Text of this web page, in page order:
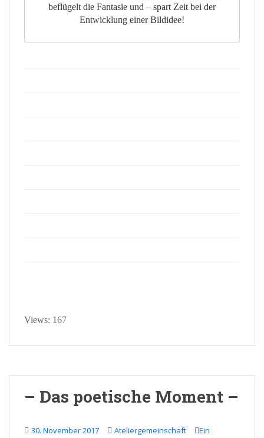
beflügelt die Fantasie und – spart Zeit bei der
Entwicklung einer Bildidee!
Views: 167
– Das poetische Moment –
30. November 2017 Ateliergemeinschaft
Ein